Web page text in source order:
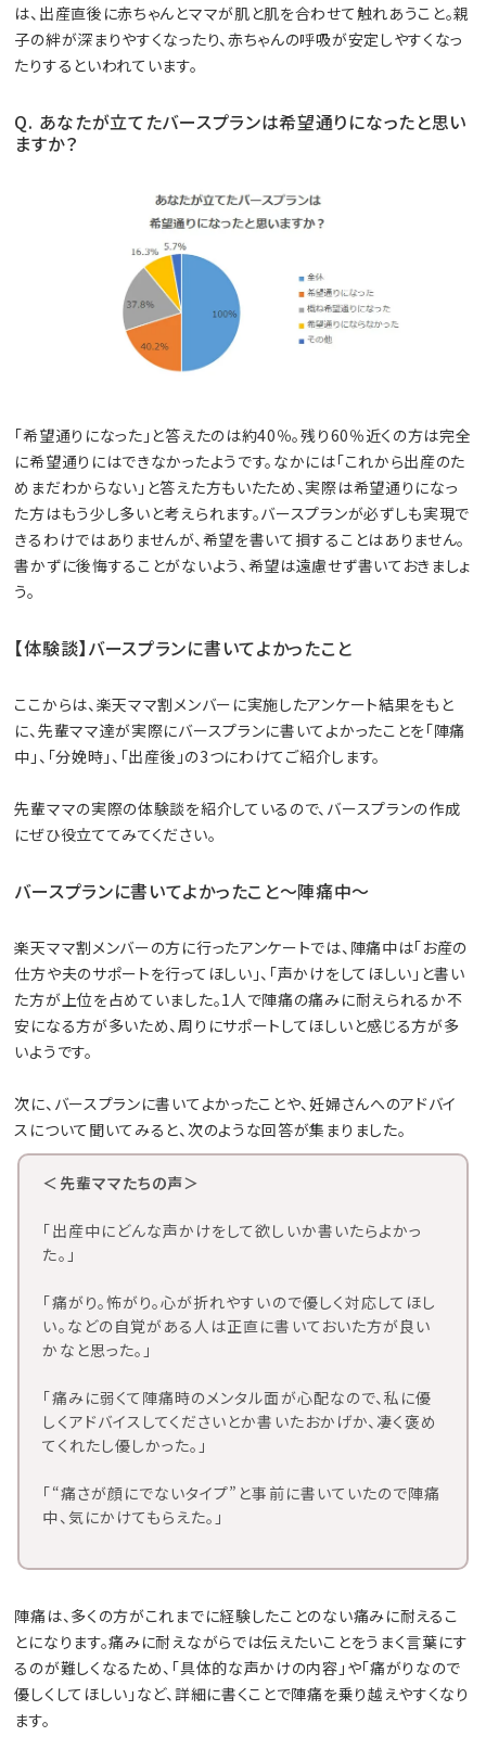
は、出産直後に赤ちゃんとママが肌と肌を合わせて触れあうこと。親
子の絆が深まりやすくなったり、赤ちゃんの呼吸が安定しやすくなっ
たりするといわれています。
Q. あなたが立てたバースプランは希望通りになったと思い
ますか？
「希望通りになった」と答えたのは約40％。残り60％近くの方は完全
に希望通りにはできなかったようです。なかには「これから出産のた
めまだわからない」と答えた方もいたため、実際は希望通りになっ
た方はもう少し多いと考えられます。バースプランが必ずしも実現で
きるわけではありませんが、希望を書いて損することはありません。
書かずに後悔することがないよう、希望は遠慮せず書いておきましょ
う。
【体験談】バースプランに書いてよかったこと
ここからは、楽天ママ割メンバーに実施したアンケート結果をもと
に、先輩ママ達が実際にバースプランに書いてよかったことを「陣痛
中」、「分娩時」、「出産後」の3つにわけてご紹介します。
先輩ママの実際の体験談を紹介しているので、バースプランの作成
にぜひ役立ててみてください。
バースプランに書いてよかったこと～陣痛中～
楽天ママ割メンバーの方に行ったアンケートでは、陣痛中は「お産の
仕方や夫のサポートを行ってほしい」、「声かけをしてほしい」と書い
た方が上位を占めていました。1人で陣痛の痛みに耐えられるか不
安になる方が多いため、周りにサポートしてほしいと感じる方が多
いようです。
次に、バースプランに書いてよかったことや、妊婦さんへのアドバイ
スについて聞いてみると、次のような回答が集まりました。
＜先輩ママたちの声＞
「出産中にどんな声かけをして欲しいか書いたらよかっ
た。」
「痛がり。怖がり。心が折れやすいので優しく対応してほし
い。などの自覚がある人は正直に書いておいた方が良い
かなと思った。」
「痛みに弱くて陣痛時のメンタル面が心配なので、私に優
しくアドバイスしてくださいとか書いたおかげか、凄く褒め
てくれたし優しかった。」
「“痛さが顔にでないタイプ”と事前に書いていたので陣痛
中、気にかけてもらえた。」
陣痛は、多くの方がこれまでに経験したことのない痛みに耐えるこ
とになります。痛みに耐えながらでは伝えたいことをうまく言葉にす
るのが難しくなるため、「具体的な声かけの内容」や「痛がりなので
優しくしてほしい」など、詳細に書くことで陣痛を乗り越えやすくなり
ます。